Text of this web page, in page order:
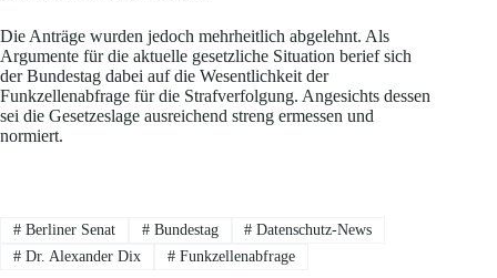
Die Anträge wurden jedoch mehrheitlich abgelehnt. Als
Argumente für die aktuelle gesetzliche Situation berief sich
der Bundestag dabei auf die Wesentlichkeit der
Funkzellenabfrage für die Strafverfolgung. Angesichts dessen
sei die Gesetzeslage ausreichend streng ermessen und
normiert.
#Berliner Senat #Bundestag # Datenschutz-News
#Dr. Alexander Dix #Funkzellenabfrage